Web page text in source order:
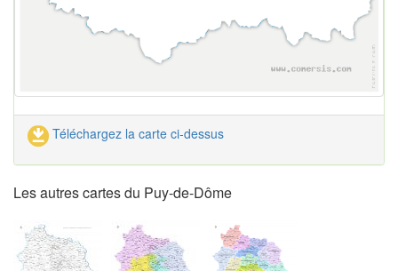
Téléchargez la carte ci-dessus
Les autres cartes du Puy-de-Dôme